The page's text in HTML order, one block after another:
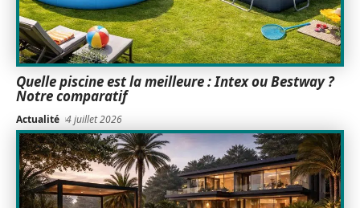
Quelle piscine est la meilleure : Intex ou Bestway ?
Notre comparatif
Actualité 4 juillet 2026